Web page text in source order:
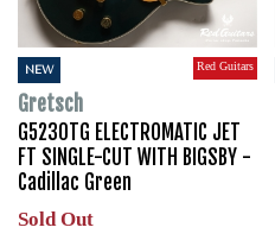
NEW Red Guitars
Gretsch
G5230TG ELECTROMATIC JET
FT SINGLE-CUT WITH BIGSBY -
Cadillac Green
Sold Out